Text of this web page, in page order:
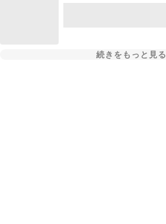
続きをもっと見る